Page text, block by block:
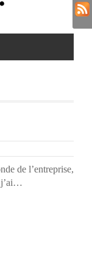
de l’entreprise,
j’ai…